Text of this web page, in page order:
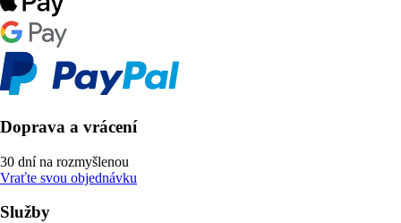
Doprava a vrácení
30 dní na rozmyšlenou
Vraťte svou objednávku
Služby